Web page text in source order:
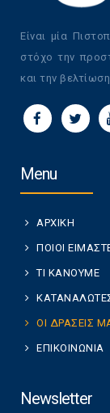
Είναι μία
στόχο την
και την
Menu
ΑΡΧΙΚΗ
ΠΟΙΟΙ
ΤΙ ΚΑΝΟΥΜΕ
ΟΙ ΔΡΑΣΕΙΣ
ΕΠΙΚΟΙΝΩΝΙΑ
Newsletter